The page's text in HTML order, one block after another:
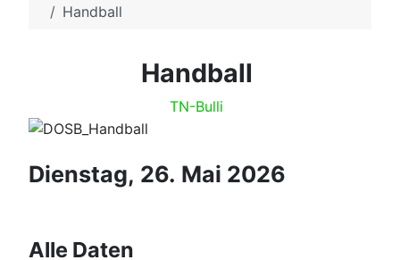
Handball
Handball
TN-Bulli
Dienstag, 26. Mai 2026
Alle Daten